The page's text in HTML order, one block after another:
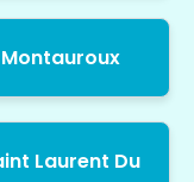
Laurent Du